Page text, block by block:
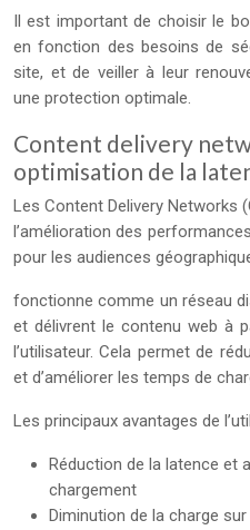
Il est important de choisir le
en fonction des besoins de
site, et de veiller à leur
une protection optimale.
Content delivery
optimisation de la
Les Content Delivery Networks
l’amélioration des
pour les audiences
fonctionne comme un réseau
et délivrent le contenu web à
l’utilisateur. Cela permet de
et d’améliorer les temps de
Les principaux avantages de
Réduction de la latence et
chargement
Diminution de la charge sur